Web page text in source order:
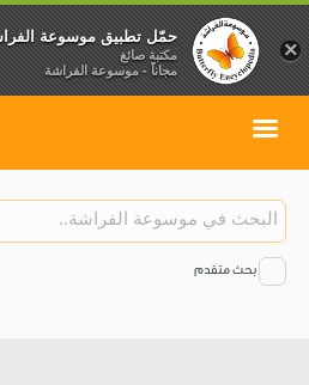
بحث متقدم
×
حمّل تطبيق موسوعة
مكتبة صائغ
مجاناً - موسوعة الفراشة